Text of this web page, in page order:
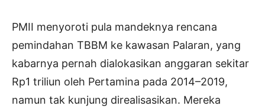
PMII menyoroti pula mandeknya rencana
pemindahan TBBM ke kawasan Palaran, yang
kabarnya pernah dialokasikan anggaran sekitar
Rp1 triliun oleh Pertamina pada 2014–2019,
namun tak kunjung direalisasikan. Mereka